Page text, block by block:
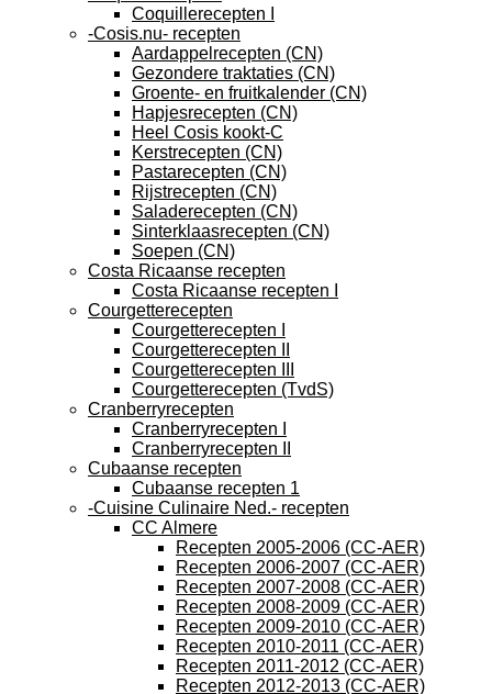
Coquillerecepten I
-Cosis.nu- recepten
Aardappelrecepten (CN)
Gezondere traktaties (CN)
Groente- en fruitkalender (CN)
Hapjesrecepten (CN)
Heel Cosis kookt-C
Kerstrecepten (CN)
Pastarecepten (CN)
Rijstrecepten (CN)
Saladerecepten (CN)
Sinterklaasrecepten (CN)
Soepen (CN)
Costa Ricaanse recepten
Costa Ricaanse recepten I
Courgetterecepten
Courgetterecepten I
Courgetterecepten II
Courgetterecepten III
Courgetterecepten (TvdS)
Cranberryrecepten
Cranberryrecepten I
Cranberryrecepten II
Cubaanse recepten
Cubaanse recepten 1
-Cuisine Culinaire Ned.- recepten
CC Almere
Recepten 2005-2006 (CC-AER)
Recepten 2006-2007 (CC-AER)
Recepten 2007-2008 (CC-AER)
Recepten 2008-2009 (CC-AER)
Recepten 2009-2010 (CC-AER)
Recepten 2010-2011 (CC-AER)
Recepten 2011-2012 (CC-AER)
Recepten 2012-2013 (CC-AER)